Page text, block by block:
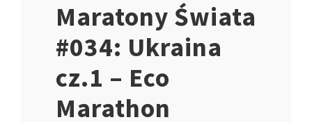
Maratony Świata
#034: Ukraina
cz.1 – Eco
Marathon